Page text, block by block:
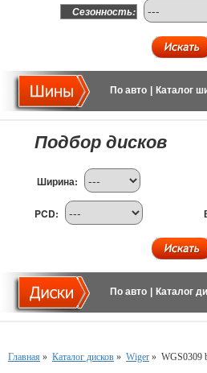
Сезонность:
По авто Каталог
Подбор дисков
Ширина:
PCD:
По авто Каталог
Главная » Каталог дисков » Wiger » WGS0309